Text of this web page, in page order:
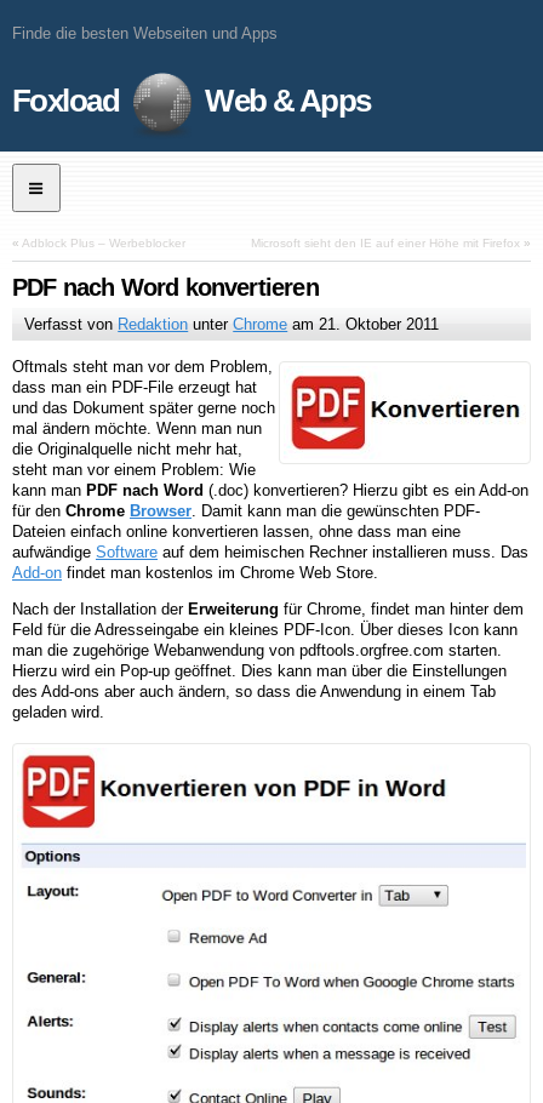
Finde die besten Webseiten und Apps
Foxload Web & Apps
« Adblock Plus – Werbeblocker Microsoft sieht den IE auf einer Höhe mit Firefox »
PDF nach Word konvertieren
Verfasst von Redaktion unterChrome am21. Oktober 2011
Oftmals steht man vor dem Problem,
dass man ein PDF-File erzeugt hat
und das Dokument später gerne noch
mal ändern möchte. Wenn man nun
die Originalquelle nicht mehr hat,
steht man vor einem Problem: Wie
kann man PDF nach Word (.doc) konvertieren? Hierzu gibt es ein Add-on
für den Chrome Browser. Damit kann man die gewünschten PDF-
Dateien einfach online konvertieren lassen, ohne dass man eine
aufwändige Software auf dem heimischen Rechner installieren muss. Das
Add-on findet man kostenlos im Chrome Web Store.
Nach der Installation der Erweiterung für Chrome, findet man hinter dem
Feld für die Adresseingabe ein kleines PDF-Icon. Über dieses Icon kann
man die zugehörige Webanwendung von pdftools.orgfree.com starten.
Hierzu wird ein Pop-up geöffnet. Dies kann man über die Einstellungen
des Add-ons aber auch ändern, so dass die Anwendung in einem Tab
geladen wird.